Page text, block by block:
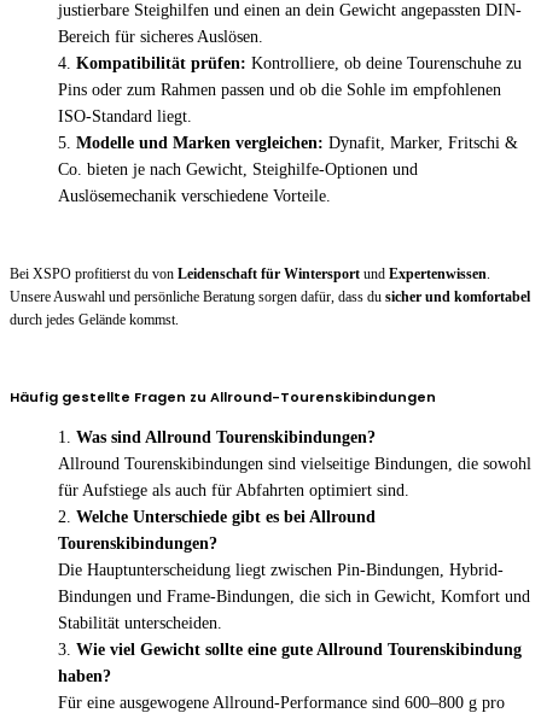
justierbare Steighilfen und einen an dein Gewicht angepassten DIN-
Bereich für sicheres Auslösen.
Kompatibilität prüfen: Kontrolliere, ob deine Tourenschuhe zu
Pins oder zum Rahmen passen und ob die Sohle im empfohlenen
ISO-Standard liegt.
Modelle und Marken vergleichen: Dynafit, Marker, Fritschi &
Co. bieten je nach Gewicht, Steighilfe-Optionen und
Auslösemechanik verschiedene Vorteile.
Bei XSPO profitierst du von Leidenschaft für Wintersport und Expertenwissen
Unsere Auswahl und persönliche Beratung sorgen dafür, dass du sicher und komfortabel
durch jedes Gelände kommst.
Häufig gestellte Fragen zu Allround-Tourenskibindungen
Was sind Allround Tourenskibindungen?
Allround Tourenskibindungen sind vielseitige Bindungen, die sowohl
für Aufstiege als auch für Abfahrten optimiert sind.
Welche Unterschiede gibt es bei Allround
Tourenskibindungen?
Die Hauptunterscheidung liegt zwischen Pin-Bindungen, Hybrid-
Bindungen und Frame-Bindungen, die sich in Gewicht, Komfort und
Stabilität unterscheiden.
Wie viel Gewicht sollte eine gute Allround Tourenskibindung
haben?
Für eine ausgewogene Allround-Performance sind 600–800 g pro